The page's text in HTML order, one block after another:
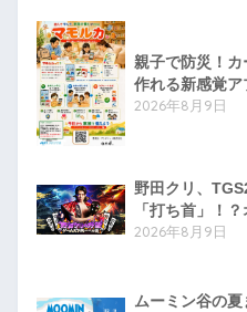
親子で防災！
作れる新感覚ア
2026年8月9日
野田クリ、
「打ち首」！
2026年8月9日
ムーミン谷の夏